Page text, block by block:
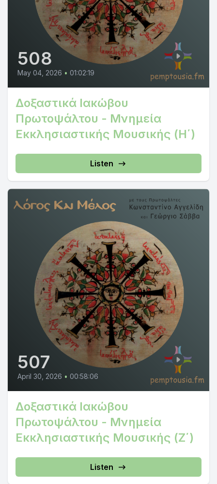
508
May 04, 2026 • 01:02:19
Δοξαστικά Ιακώβου
Πρωτοψάλτου - Μνημεία
Εκκλησιαστικής Μουσικής (Η΄)
Listen
507
April 30, 2026 • 00:58:06
Δοξαστικά Ιακώβου
Πρωτοψάλτου - Μνημεία
Εκκλησιαστικής Μουσικής (Ζ΄)
Listen